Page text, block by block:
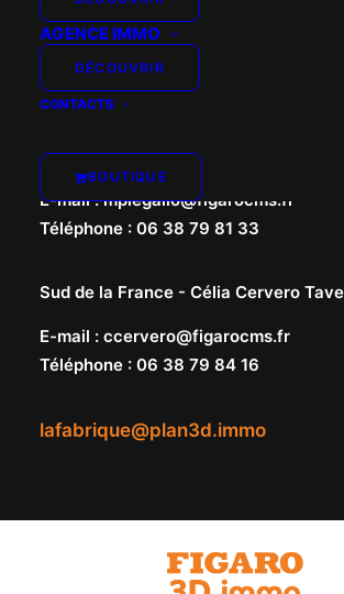
AGENCE IMMO
DÉCOUVRIR
CONTACTS
BOUTIQUE
lafabrique@plan3d.immo
Nord de la France -Marie-Pierre Le
E-mail:mplegallo@figarocms.fr
Téléphone : 06 38 79 81 33
Sud de la France - Célia Cervero
E-mail : ccervero@figarocms.fr
Téléphone : 06 38 79 84 16